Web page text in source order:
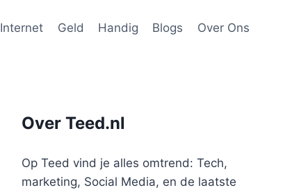
Internet Geld Handig Blogs Over Ons
Over Teed.nl
Op Teed vind je alles omtrend: Tech,
marketing, Social Media, en de laatste